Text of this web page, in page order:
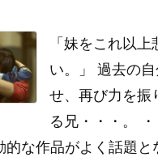
「妹をこれ以
い。」 過去の
せ、再び力を振
る兄・・・。
的な作品がよく話題と